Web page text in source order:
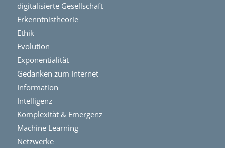
digitalisierte Gesellschaft
Erkenntnistheorie
Ethik
Evolution
Exponentialität
Gedanken zum Internet
Information
Intelligenz
Komplexität & Emergenz
Machine Learning
Netzwerke